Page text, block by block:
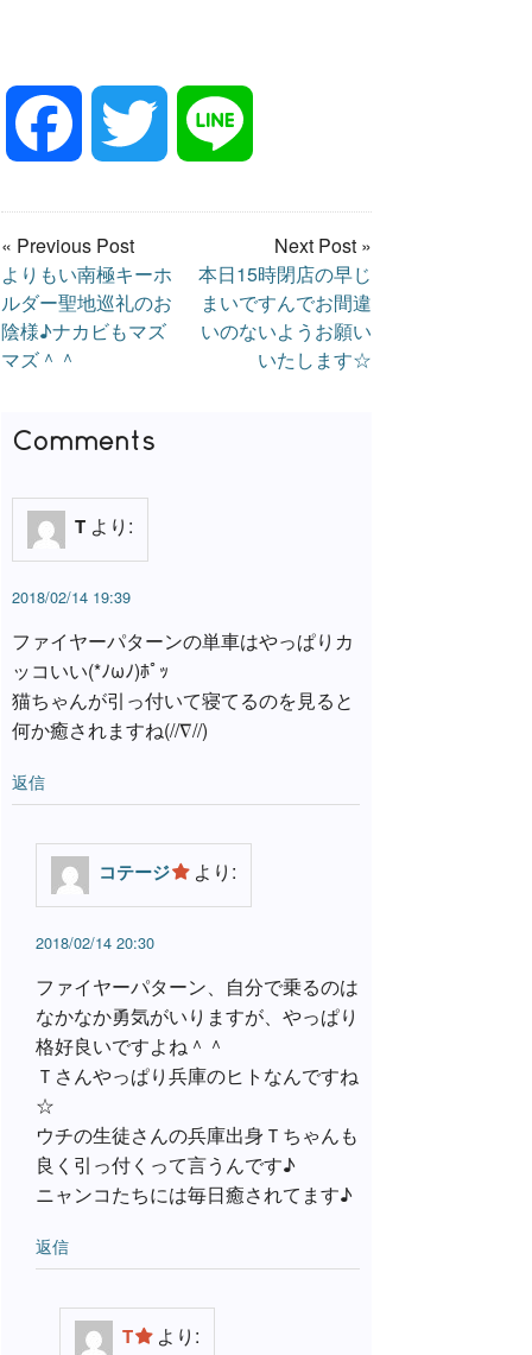
c
o
i n
e
« Previous Post
よりもい南極キーホ
ルダー聖地巡礼のお
陰様♪ナカビもマズ
マズ＾＾
Next Post »
本日15時閉店の早じ
まいですんでお間違
いのないようお願い
いたします☆
Comments
T より:
2018/02/14 19:39
ファイヤーパターンの単車はやっぱりカ
ッコいい(*ﾉωﾉ)ﾎﾟｯ
猫ちゃんが引っ付いて寝てるのを見ると
何か癒されますね(//∇//)
返信
コテージ より:
2018/02/14 20:30
ファイヤーパターン、自分で乗るのは
なかなか勇気がいりますが、やっぱり
格好良いですよね＾＾
Ｔさんやっぱり兵庫のヒトなんですね
☆
ウチの生徒さんの兵庫出身Ｔちゃんも
良く引っ付くって言うんです♪
ニャンコたちには毎日癒されてます♪
返信
T より: